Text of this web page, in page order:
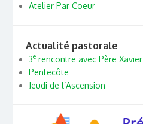
Atelier Par Coeur
Actualité pastorale
3erencontre avec Père Xavier
Pentecôte
Jeudi de l’Ascension